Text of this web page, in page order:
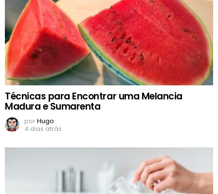
Técnicas para Encontrar uma Melancia
Madura e Sumarenta
porHugo
4 dias atrás